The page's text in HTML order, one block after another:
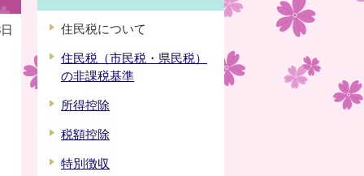
住民税について
住民税（市民税・県民税）
の非課税基準
所得控除
税額控除
特別徴収